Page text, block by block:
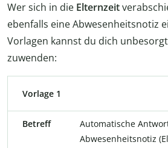
Wer sich in die Elternzeit
ebenfalls eine Abwesenheitsnotiz
Vorlagen kannst du dich
zuwenden:
Vorlage 1
Betreff
Automatische
Abwesenheitsnotiz